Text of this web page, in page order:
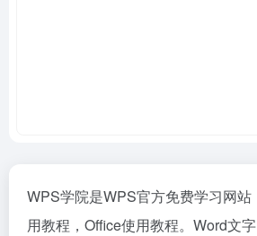
WPS学院是WPS官方免费学习网
用教程，Office使用教程。Word文字